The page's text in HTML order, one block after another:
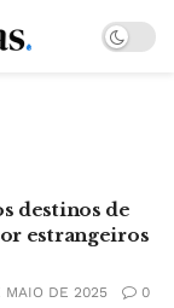
destinos de
estrangeiros
MAIO DE 2025 0